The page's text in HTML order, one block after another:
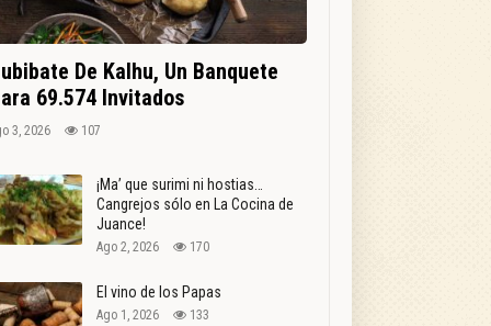
De Kalhu, Un Banquete
69.574 Invitados
3, 2026 107
¡Ma’ que surimi ni hostias…
Cangrejos sólo en La Cocina de
Juance!
Ago 2, 2026 170
El vino de los Papas
Ago 1, 2026 133